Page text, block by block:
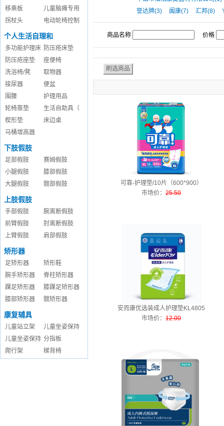
移乘板
儿童脑瘫专用
拐杖头
电动轮椅控制
个人生活自理和
多功能护理床 防压疮床垫
防压疮座垫
座便椅
洗浴椅/凳
取物器
接尿器
便盆
围腰
护理用品
轮椅靠垫
生活自助具（
楔形垫
床边桌
马桶增高器
下肢假肢
足部假肢
赛姆假肢
小腿假肢
膝部假肢
大腿假肢
髋部假肢
上肢假肢
手部假肢
腕离断假肢
前臂假肢
肘离断假肢
上臂假肢
肩部假肢
矫形器
足矫形器
矫形鞋
腕手矫形器
脊柱矫形器
踝足矫形器
膝踝足矫形器
膝部矫形器
髋矫形器
康复辅具
儿童站立架
儿童坐姿保持
儿童坐姿保持 分指板
爬行架
梯背椅
誉达牌(3)
阖康(7) 汇邦(8)
商品名称 价格
可靠-护理垫/10片（600*900）
市场价：25.50
安而康优选装成人护理垫KL4805
市场价：12.00